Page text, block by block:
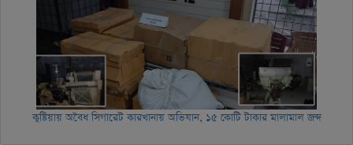
কুষ্টিয়ায় অবৈধ সিগারেট কারখানায় অভিযান, ১৫ কোটি টাকার মালামাল জব্দ